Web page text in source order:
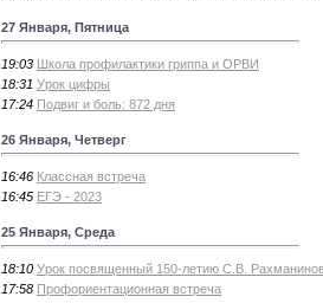
27 Января, Пятница
19:03 Школа профилактики гриппа и ОРВИ
18:31 Урок цифры
17:24 Подвиг и боль: 872 дня
26 Января, Четверг
16:46 Классная встреча
16:45 ЕГЭ - 2023
25 Января, Среда
18:10 Урок посвященный 150-летию С.В.
17:58 Профориентационная встреча